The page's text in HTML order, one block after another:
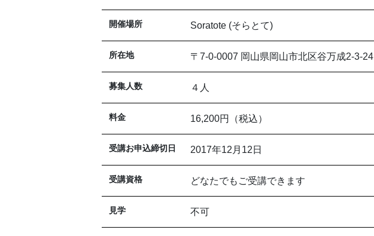
開催場所 Soratote (そらとて)
所在地 〒7-0-0007 岡山県岡山市北区谷万成2-3-24
募集人数 ４人
料金 16,200円（税込）
受講お申込締切日 2017年12月12日
受講資格 どなたでもご受講できます
見学 不可